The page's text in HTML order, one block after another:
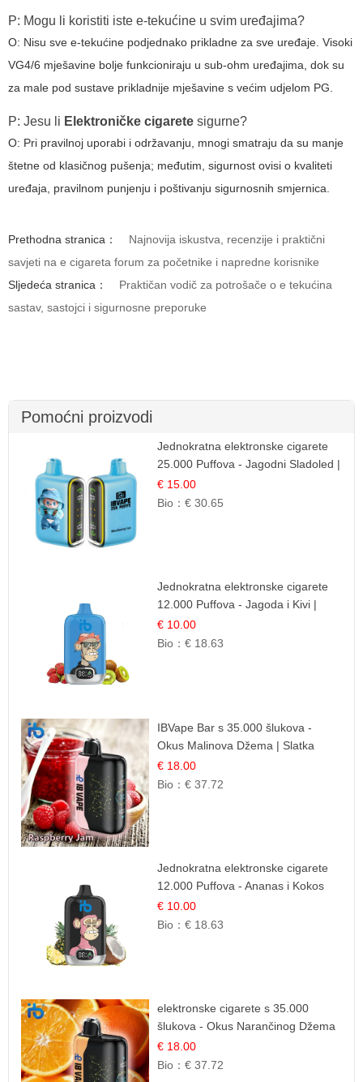
P: Mogu li koristiti iste e-tekućine u svim uređajima?
O: Nisu sve e-tekućine podjednako prikladne za sve uređaje. Visoki
VG4/6 mješavine bolje funkcioniraju u sub-ohm uređajima, dok su
za male pod sustave prikladnije mješavine s većim udjelom PG.
P: Jesu li Elektroničke cigarete sigurne?
O: Pri pravilnoj uporabi i održavanju, mnogi smatraju da su manje
štetne od klasičnog pušenja; međutim, sigurnost ovisi o kvaliteti
uređaja, pravilnom punjenju i poštivanju sigurnosnih smjernica.
Prethodna stranica：
Najnovija iskustva, recenzije i praktični
savjeti na e cigareta forum za početnike i napredne korisnike
Sljedeća stranica：
Praktičan vodič za potrošače o e tekućina
sastav, sastojci i sigurnosne preporuke
Pomoćni proizvodi
Jednokratna elektronske cigarete
25.000 Puffova - Jagodni Sladoled |
Kremasta Slatka Okus
€ 15.00
Bio：€ 30.65
Jednokratna elektronske cigarete
12.000 Puffova - Jagoda i Kivi |
Sočna Voćna Kombinacija
€ 10.00
Bio：€ 18.63
IBVape Bar s 35.000 šlukova -
Okus Malinova Džema | Slatka
Voćna Aroma
€ 18.00
Bio：€ 37.72
Jednokratna elektronske cigarete
12.000 Puffova - Ananas i Kokos
Sladoled | Tropski Desert
€ 10.00
Bio：€ 18.63
elektronske cigarete s 35.000
šlukova - Okus Narančinog Džema
| Dugotrajno Iskustvo
€ 18.00
Bio：€ 37.72